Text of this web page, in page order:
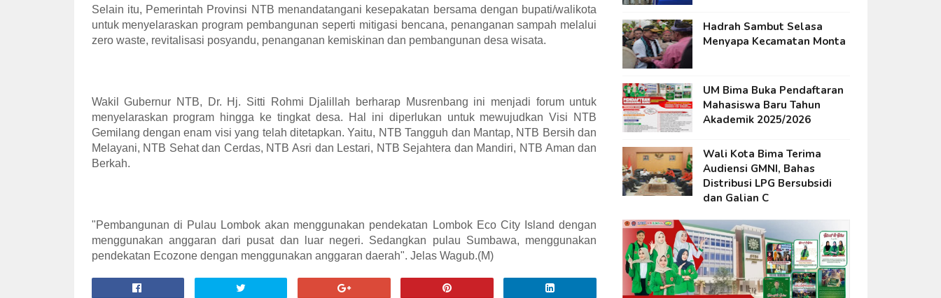
Selain itu, Pemerintah Provinsi NTB menandatangani kesepakatan bersama dengan bupati/walikota
untuk menyelaraskan program pembangunan seperti mitigasi bencana, penanganan sampah melalui
zero waste, revitalisasi posyandu, penanganan kemiskinan dan pembangunan desa wisata.
Wakil Gubernur NTB, Dr. Hj. Sitti Rohmi Djalillah berharap Musrenbang ini menjadi forum untuk
menyelaraskan program hingga ke tingkat desa. Hal ini diperlukan untuk mewujudkan Visi NTB
Gemilang dengan enam visi yang telah ditetapkan. Yaitu, NTB Tangguh dan Mantap, NTB Bersih dan
Melayani, NTB Sehat dan Cerdas, NTB Asri dan Lestari, NTB Sejahtera dan Mandiri, NTB Aman dan
Berkah.
"Pembangunan di Pulau Lombok akan menggunakan pendekatan Lombok Eco City Island dengan
menggunakan anggaran dari pusat dan luar negeri. Sedangkan pulau Sumbawa, menggunakan
pendekatan Ecozone dengan menggunakan anggaran daerah". Jelas Wagub.(M)
Hadrah Sambut Selasa
Menyapa Kecamatan Monta
UM Bima Buka Pendaftaran
Mahasiswa Baru Tahun
Akademik 2025/2026
Wali Kota Bima Terima
Audiensi GMNI, Bahas
Distribusi LPG Bersubsidi
dan Galian C